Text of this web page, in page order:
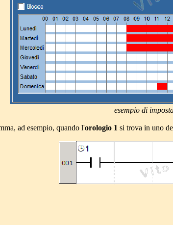
esempio di
ad esempio, quando l'orologio 1 si trova in uno